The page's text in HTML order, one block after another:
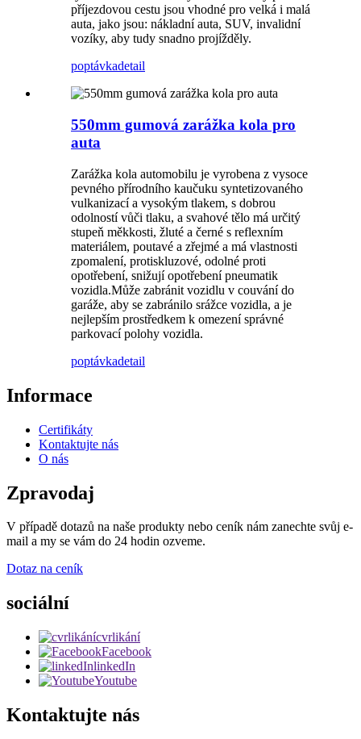
příjezdovou cestu jsou vhodné pro velká i malá
auta, jako jsou: nákladní auta, SUV, invalidní
vozíky, aby tudy snadno projížděly.
poptávkadetail
550mm gumová zarážka kola pro
auta
Zarážka kola automobilu je vyrobena z vysoce
pevného přírodního kaučuku syntetizovaného
vulkanizací a vysokým tlakem, s dobrou
odolností vůči tlaku, a svahové tělo má určitý
stupeň měkkosti, žluté a černé s reflexním
materiálem, poutavé a zřejmé a má vlastnosti
zpomalení, protiskluzové, odolné proti
opotřebení, snižují opotřebení pneumatik
vozidla.Může zabránit vozidlu v couvání do
garáže, aby se zabránilo srážce vozidla, a je
nejlepším prostředkem k omezení správné
parkovací polohy vozidla.
poptávkadetail
Informace
Certifikáty
Kontaktujte nás
O nás
Zpravodaj
V případě dotazů na naše produkty nebo ceník nám zanechte svůj e-
mail a my se vám do 24 hodin ozveme.
Dotaz na ceník
sociální
cvrlikání
Facebook
linkedIn
Youtube
Kontaktujte nás